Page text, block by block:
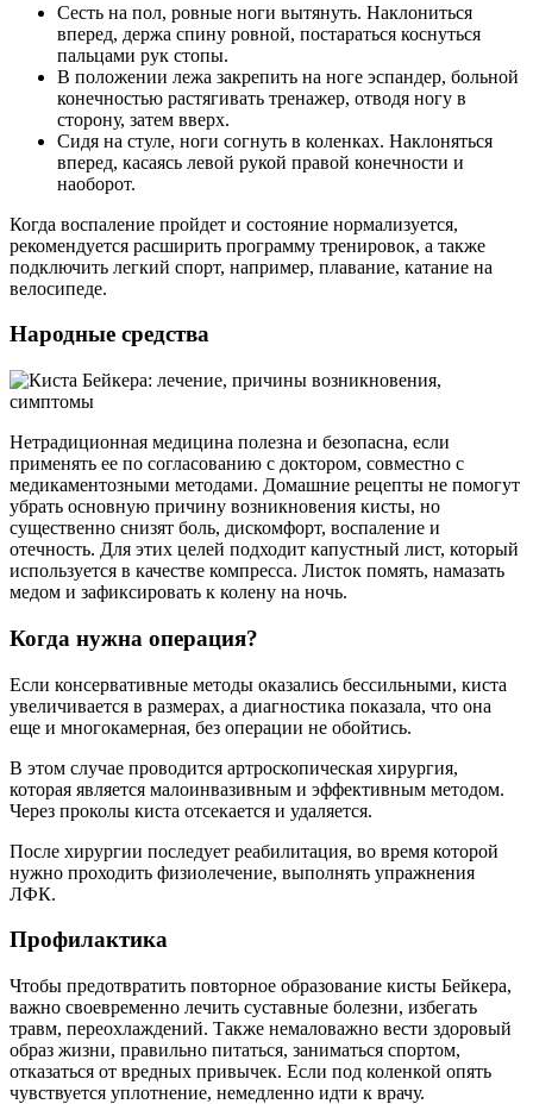
Сесть на пол, ровные ноги вытянуть. Наклониться
вперед, держа спину ровной, постараться коснуться
пальцами рук стопы.
В положении лежа закрепить на ноге эспандер, больной
конечностью растягивать тренажер, отводя ногу в
сторону, затем вверх.
Сидя на стуле, ноги согнуть в коленках. Наклоняться
вперед, касаясь левой рукой правой конечности и
наоборот.
Когда воспаление пройдет и состояние нормализуется,
рекомендуется расширить программу тренировок, а также
подключить легкий спорт, например, плавание, катание на
велосипеде.
Народные средства
Нетрадиционная медицина полезна и безопасна, если
применять ее по согласованию с доктором, совместно с
медикаментозными методами. Домашние рецепты не помогут
убрать основную причину возникновения кисты, но
существенно снизят боль, дискомфорт, воспаление и
отечность. Для этих целей подходит капустный лист, который
используется в качестве компресса. Листок помять, намазать
медом и зафиксировать к колену на ночь.
Когда нужна операция?
Если консервативные методы оказались бессильными, киста
увеличивается в размерах, а диагностика показала, что она
еще и многокамерная, без операции не обойтись.
В этом случае проводится артроскопическая хирургия,
которая является малоинвазивным и эффективным методом.
Через проколы киста отсекается и удаляется.
После хирургии последует реабилитация, во время которой
нужно проходить физиолечение, выполнять упражнения
ЛФК.
Профилактика
Чтобы предотвратить повторное образование кисты Бейкера,
важно своевременно лечить суставные болезни, избегать
травм, переохлаждений. Также немаловажно вести здоровый
образ жизни, правильно питаться, заниматься спортом,
отказаться от вредных привычек. Если под коленкой опять
чувствуется уплотнение, немедленно идти к врачу.